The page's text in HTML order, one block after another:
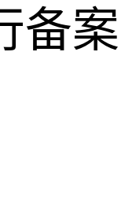
备案